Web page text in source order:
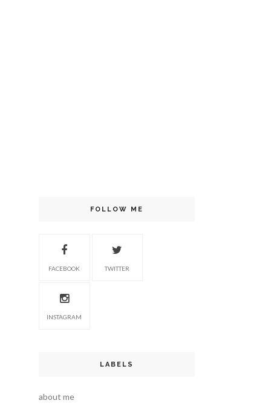
FOLLOW ME
FACEBOOK TWITTER
INSTAGRAM
LABELS
about me